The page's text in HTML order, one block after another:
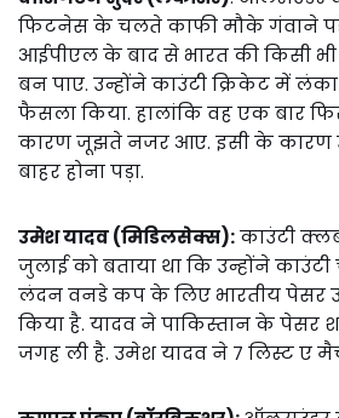
फिटनेस के चलते काफी मौके गंवाने
आईपीएल के बाद से भारत की किसी भी
बन पाए. उन्होंने काउंटी क्रिकेट में
फैसला किया. हालांकि वह एक बार
कारण जूझते नजर आए. इसी के कारण
बाहर होना पड़ा.
उमेश यादव (मिडिलसेक्स):काउंटी
जुलाई को बताया था कि उन्होंने
लंदन वनडे कप के लिए भारतीय पेसर
किया है. यादव ने पाकिस्तान के पेसर
जगह ली है. उमेश यादव ने 7 लिस्ट ए